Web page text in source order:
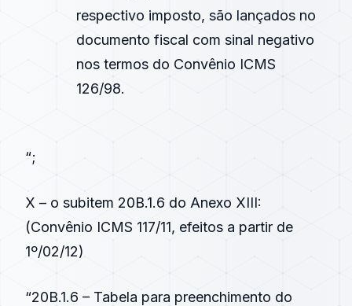
respectivo imposto, são lançados no
documento fiscal com sinal negativo
nos termos do Convênio ICMS
126/98.
“;
X – o subitem 20B.1.6 do Anexo XIII:
(Convênio ICMS 117/11, efeitos a partir de
1º/02/12)
“20B.1.6 – Tabela para preenchimento do